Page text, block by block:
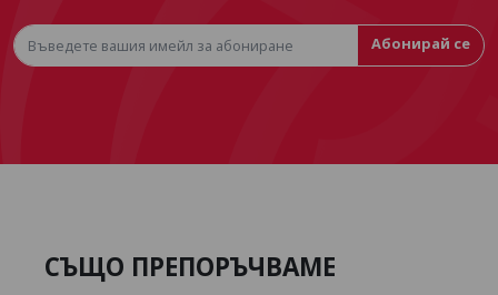
Абонирай се
СЪЩО ПРЕПОРЪЧВАМЕ